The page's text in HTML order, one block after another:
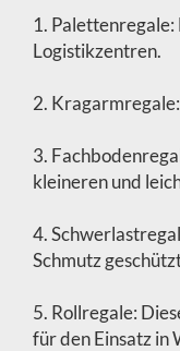
1.
Logistikzentren.
2.
3.
kleineren und
4.
Schmutz
5. Rollregale:
für den Einsatz in